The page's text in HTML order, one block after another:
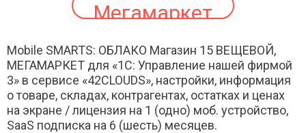
Мегамаркет
Mobile SMARTS: ОБЛАКО Магазин 15 ВЕЩЕВОЙ,
МЕГАМАРКЕТ для «1С: Управление нашей фирмой
3» в сервисе «42CLOUDS», настройки, информация
о товаре, складах, контрагентах, остатках и ценах
на экране / лицензия на 1 (одно) моб. устройство,
SaaS подписка на 6 (шесть) месяцев.